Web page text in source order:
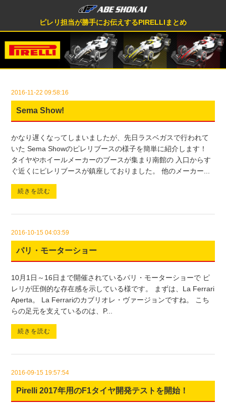
ピレリ担当が勝手にお伝えするPIRELLIまとめ
2016-11-22 09:58:16
Sema Show!
かなり遅くなってしまいましたが、先日ラスベガスで行われて
いた Sema Showのピレリブースの様子を簡単に紹介します！
タイヤやホイールメーカーのブースが集まり南館の 入口からす
ぐ近くにピレリブースが鎮座しておりました。 他のメーカー...
続きを読む
2016-10-15 04:03:59
パリ・モーターショー
10月1日～16日まで開催されているパリ・モーターショーで ピ
レリが圧倒的な存在感を示している様です。 まずは、La Ferrari
Aperta。 La Ferrariのカブリオレ・ヴァージョンですね。 こち
らの足元を支えているのは、P...
続きを読む
2016-09-15 19:57:54
Pirelli 2017年用のF1タイヤ開発テストを開始！